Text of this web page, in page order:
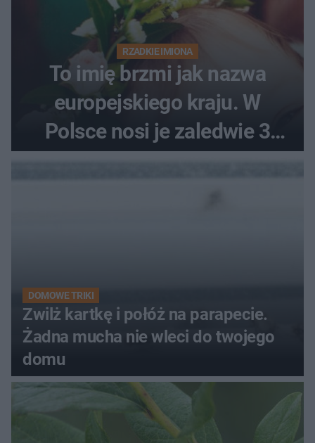
RZADKIE IMIONA
To imię brzmi jak nazwa
europejskiego kraju. W
Polsce nosi je zaledwie 3
DOMOWE TRIKI
Zwilż kartkę i połóż na parapecie.
Żadna mucha nie wleci do twojego
domu